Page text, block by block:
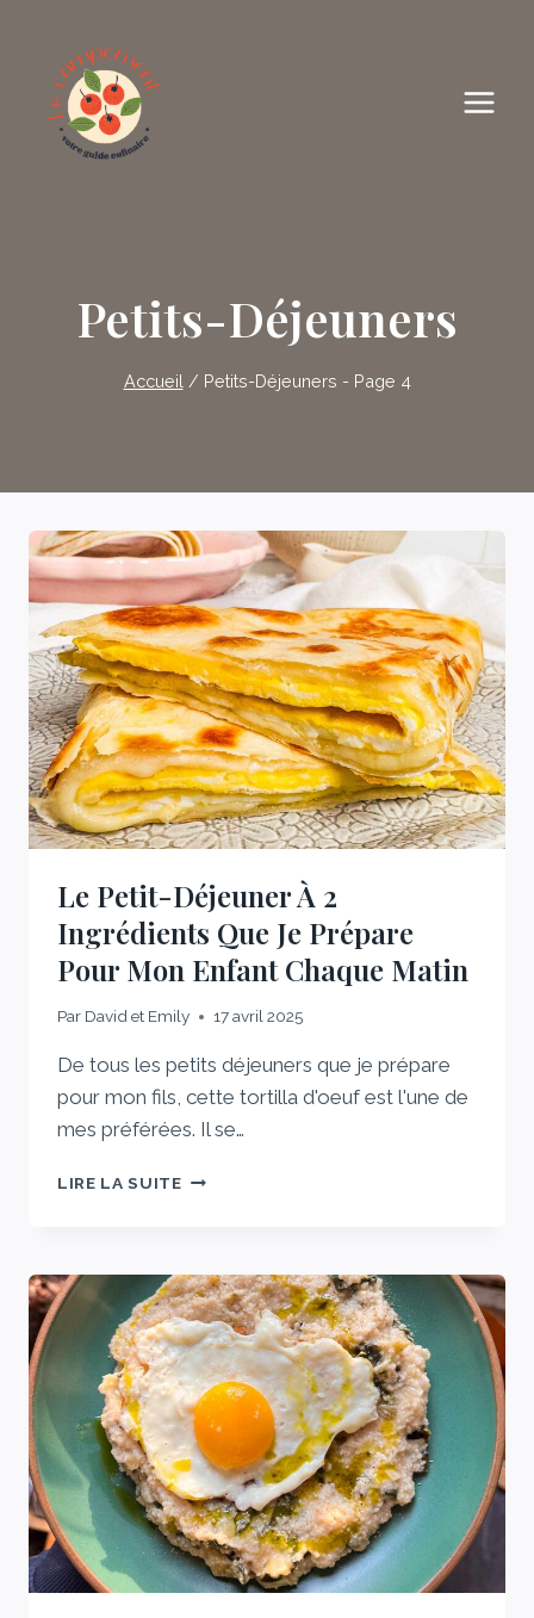
content
Petits-Déjeuners
Accueil / Petits-Déjeuners - Page 4
Le Petit-Déjeuner À 2
Ingrédients Que Je Prépare
Pour Mon Enfant Chaque Matin
Par David et Emily 17 avril 2025
De tous les petits déjeuners que je prépare
pour mon fils, cette tortilla d'oeuf est l'une de
mes préférées. Il se…
LIRE LA SUITELE
2
INGRÉDIENTS
QUE
JE
PRÉPARE
POUR
MON
ENFANT
CHAQUE
MATIN